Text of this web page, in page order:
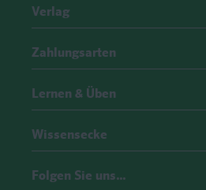
Verlag
Zahlungsarten
Lernen & Üben
Wissensecke
Folgen Sie uns…